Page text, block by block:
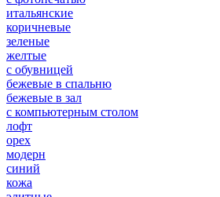
итальянские
коричневые
зеленые
желтые
с обувницей
бежевые в спальню
бежевые в зал
с компьютерным столом
лофт
орех
модерн
синий
кожа